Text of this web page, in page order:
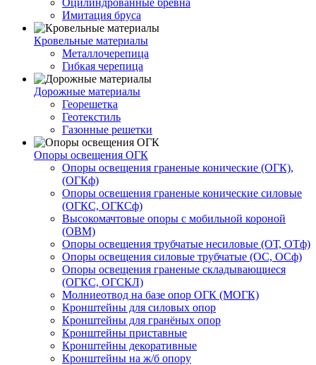
Имитация бруса
Кровельные материалы
Металлочерепица
Гибкая черепица
Дорожные материалы
Георешетка
Геотекстиль
Газонные решетки
Опоры освещения ОГК
Опоры освещения граненые конические (ОГК),
(ОГКф)
Опоры освещения граненые конические силовые
(ОГКС, ОГКСф)
Высокомачтовые опоры с мобильной короной
(ОВМ)
Опоры освещения трубчатые несиловые (ОТ, ОТф)
Опоры освещения силовые трубчатые (ОС, ОСф)
Опоры освещения граненые складывающиеся
(ОГКС, ОГСКЛ)
Молниеотвод на базе опор ОГК (МОГК)
Кронштейны для силовых опор
Кронштейны для гранёных опор
Кронштейны приставные
Кронштейны декоративные
Кронштейны на ж/б опору